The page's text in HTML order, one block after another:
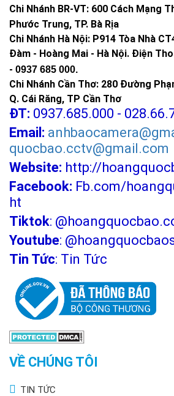
Với 50.000 giờ tuổi thọ:
Sử dụng 8h/ngày: khoảng17 năm
Sử dụng 12h/ngày: khoảng
So sánh với đèn halogen 500W
bình 1.000–2.000 giờ, đèn pha
kiệm 25–50 lần chi phí thay bóng
chính hãng giúp bạn đảm bảo
chữa phát sinh trong 2 năm đầu.
Ứng Dụng Thực Tế Của
Trời 200W
Chi Nhánh BR-VT: 600 Cách Mạng
Phước Trung, TP. Bà Rịa
Chi Nhánh Hà Nội: P914 Tòa Nhà
Đàm - Hoàng Mai - Hà Nội. Điện
- 0937 685 000.
Chi Nhánh Cần Thơ: 280 Đường
Q. Cái Răng, TP Cần Thơ
ĐT: 0937.685.000 -
Email:
quocbao.cctv@gmail.com
Website: http://
Facebook: Fb.com/
ht
Tiktok:
Youtube:
Tin Tức: Tin Tức
VỀ CHÚNG TÔI
TIN TỨC